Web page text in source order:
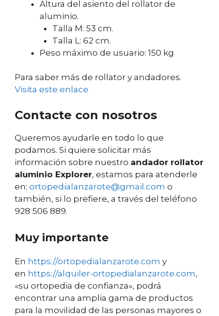
Altura del asiento del rollator de
aluminio.
Talla M: 53 cm.
Talla L: 62 cm.
Peso máximo de usuario: 150 kg
Para saber más de rollator y andadores.
Visita este enlace
Contacte con nosotros
Queremos ayudarle en todo lo que
podamos. Si quiere solicitar más
información sobre nuestro andador rollator
aluminio Explorer, estamos para atenderle
en: ortopedialanzarote@gmail.com o
también, si lo prefiere, a través del teléfono
928 506 889.
Muy importante
En https://ortopedialanzarote.com y
en https://alquiler-ortopedialanzarote.com,
«su ortopedia de confianza», podrá
encontrar una amplia gama de productos
para la movilidad de las personas mayores o